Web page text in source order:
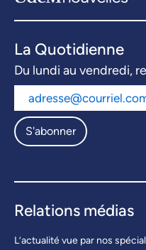
La Quotidienne
Du lundi au vendredi,
S'abonner
Relations médias
L’actualité vue par nos